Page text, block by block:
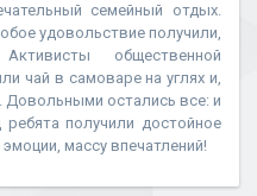
семейный отдых.
удовольствие получили,
общественной
чай в самоваре на углях и,
Довольными остались все: и
получили достойное
массу впечатлений!